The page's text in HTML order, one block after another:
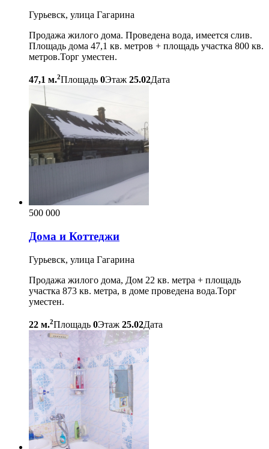
Гурьевск, улица Гагарина
Продажа жилого дома. Проведена вода, имеется слив.
Площадь дома 47,1 кв. метров + площадь участка 800 кв.
метров.Торг уместен.
47,1 м.2Площадь 0Этаж 25.02Дата
500 000
Дома и Коттеджи
Гурьевск, улица Гагарина
Продажа жилого дома, Дом 22 кв. метра + площадь
участка 873 кв. метра, в доме проведена вода.Торг
уместен.
22 м.2Площадь 0Этаж 25.02Дата